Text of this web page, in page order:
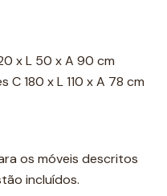
x L 50 x A 90 cm
180 x L 110 x A 78 cm
os móveis descritos
incluídos.